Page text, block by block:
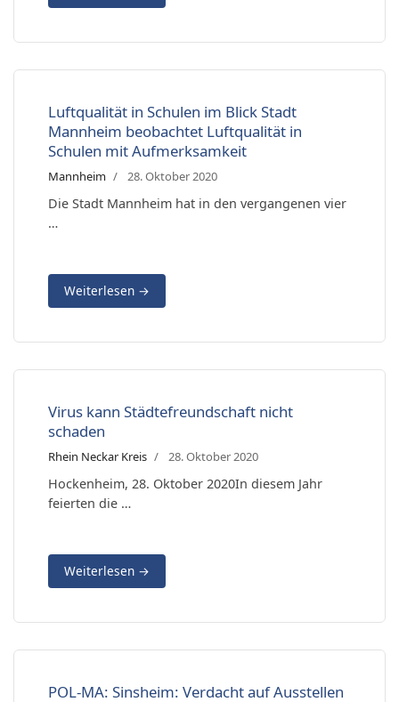
Luftqualität in Schulen im Blick Stadt
Mannheim beobachtet Luftqualität in
Schulen mit Aufmerksamkeit
Mannheim 28. Oktober 2020
Die Stadt Mannheim hat in den vergangenen vier
…
Weiterlesen →
Virus kann Städtefreundschaft nicht
schaden
Rhein Neckar Kreis 28. Oktober 2020
Hockenheim, 28. Oktober 2020In diesem Jahr
feierten die …
Weiterlesen →
POL-MA: Sinsheim: Verdacht auf Ausstellen